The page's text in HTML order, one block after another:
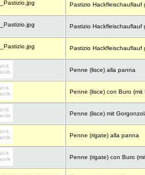
Pastizio Hackfleischauflauf
Pastizio Hackfleischauflauf
Pastizio Hackfleischauflauf
Penne (lisce) alla panna
Penne (lisce) con Buro (mit
Penne (lisce) mit
Penne (rigate) alla panna
Penne (rigate) con Buro